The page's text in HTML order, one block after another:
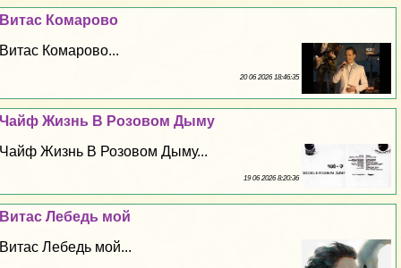
Витас Комарово
Витас Комарово...
20 06 2026 18:46:35
Чайф Жизнь В Розовом Дыму
Чайф Жизнь В Розовом Дыму...
19 06 2026 8:20:36
Витас Лебедь мой
Витас Лебедь мой...